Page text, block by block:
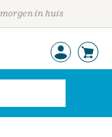
in huis